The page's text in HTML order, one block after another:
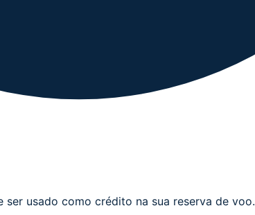
usado como crédito na sua reserva de voo.